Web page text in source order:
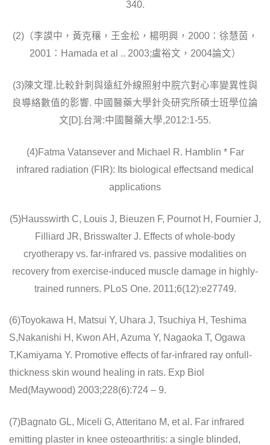
340.
(2)（李謨中，黃克穰，王金松，楊明興，2000：徐慧茵，
2001：Hamada et al .. 2003;盧裕文，2004論文）
(3)陳文理.比較針刺與遠紅外線照射中脘穴對心率變異性與
良導絡數值的影響. 中國醫藥大學針灸研究所碩士班學位論
文[D].台灣:中國醫藥大學,2012:1-55.
(4)Fatma Vatansever and Michael R. Hamblin * Far
infrared radiation (FIR): Its biological effectsand medical
applications
(5)Hausswirth C, Louis J, Bieuzen F, Pournot H, Fournier J,
Filliard JR, Brisswalter J. Effects of whole-body
cryotherapy vs. far-infrared vs. passive modalities on
recovery from exercise-induced muscle damage in highly-
trained runners. PLoS One. 2011;6(12):e27749.
(6)Toyokawa H, Matsui Y, Uhara J, Tsuchiya H, Teshima
S,Nakanishi H, Kwon AH, Azuma Y, Nagaoka T, Ogawa
T,Kamiyama Y. Promotive effects of far-infrared ray onfull-
thickness skin wound healing in rats. Exp Biol
Med(Maywood) 2003;228(6):724 – 9.
(7)Bagnato GL, Miceli G, Atteritano M, et al. Far infrared
emitting plaster in knee osteoarthritis: a single blinded,